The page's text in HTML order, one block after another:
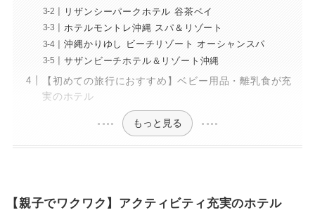
リザンシーパークホテル 谷茶ベイ
ホテルモントレ沖縄 スパ＆リゾート
沖縄かりゆし ビーチリゾート オーシャンスパ
サザンビーチホテル＆リゾート沖縄
【初めての旅行におすすめ】ベビー用品・離乳食が充
実のホテル
もっと見る
【親子でワクワク】アクティビティ充実のホテル